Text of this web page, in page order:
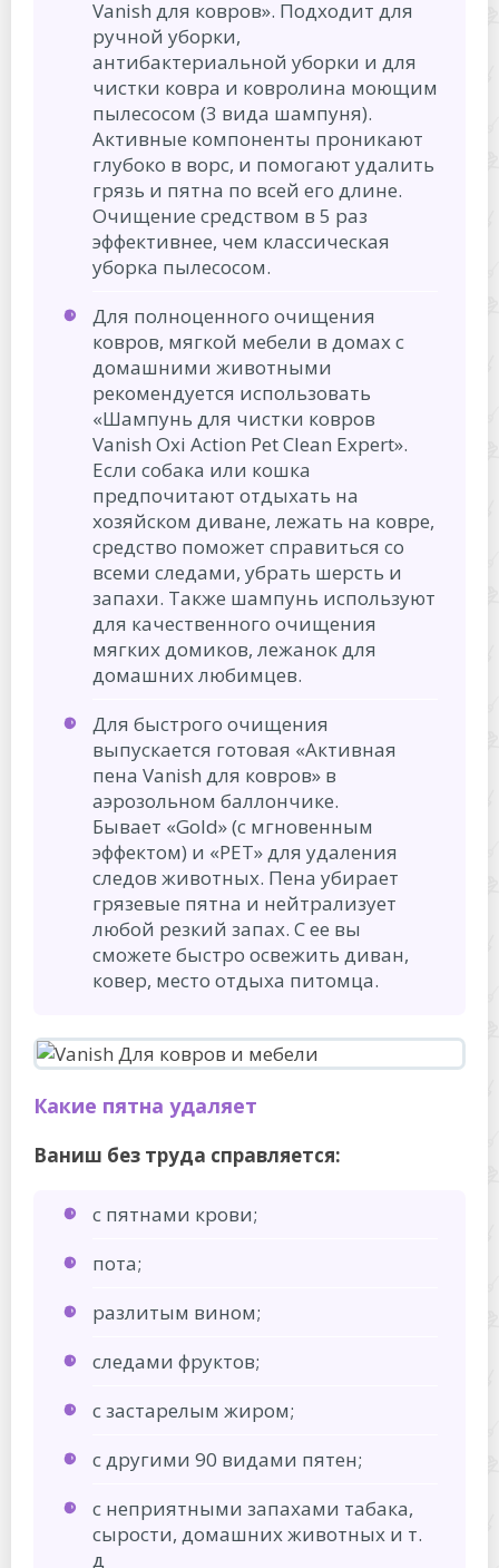
Vanish для ковров». Подходит для
ручной уборки,
антибактериальной уборки и для
чистки ковра и ковролина моющим
пылесосом (3 вида шампуня).
Активные компоненты проникают
глубоко в ворс, и помогают удалить
грязь и пятна по всей его длине.
Очищение средством в 5 раз
эффективнее, чем классическая
уборка пылесосом.
Для полноценного очищения
ковров, мягкой мебели в домах с
домашними животными
рекомендуется использовать
«Шампунь для чистки ковров
Vanish Oxi Action Pet Clean Expert».
Если собака или кошка
предпочитают отдыхать на
хозяйском диване, лежать на ковре,
средство поможет справиться со
всеми следами, убрать шерсть и
запахи. Также шампунь используют
для качественного очищения
мягких домиков, лежанок для
домашних любимцев.
Для быстрого очищения
выпускается готовая «Активная
пена Vanish для ковров» в
аэрозольном баллончике.
Бывает «Gold» (с мгновенным
эффектом) и «PET» для удаления
следов животных. Пена убирает
грязевые пятна и нейтрализует
любой резкий запах. С ее вы
сможете быстро освежить диван,
ковер, место отдыха питомца.
Какие пятна удаляет
Ваниш без труда справляется:
с пятнами крови;
пота;
разлитым вином;
следами фруктов;
с застарелым жиром;
с другими 90 видами пятен;
с неприятными запахами табака,
сырости, домашних животных и т.
д